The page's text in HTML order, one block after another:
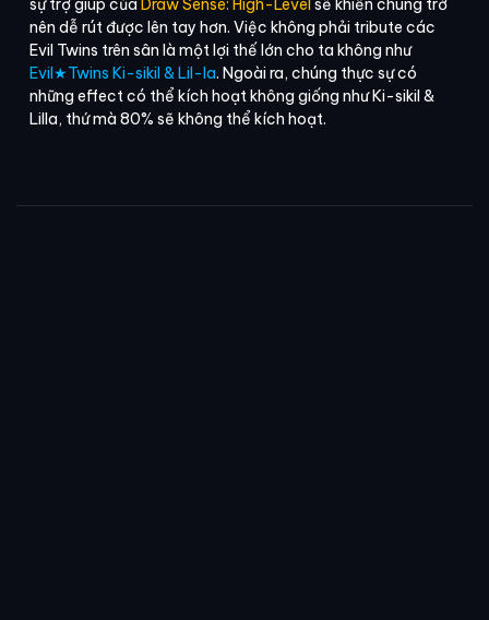
sự trợ giúp của Draw Sense: High-Level sẽ khiến chúng trở
nên dễ rút được lên tay hơn. Việc không phải tribute các
Evil Twins trên sân là một lợi thế lớn cho ta không như
Evil★Twins Ki-sikil & Lil-la. Ngoài ra, chúng thực sự có
những effect có thể kích hoạt không giống như Ki-sikil &
Lilla, thứ mà 80% sẽ không thể kích hoạt.